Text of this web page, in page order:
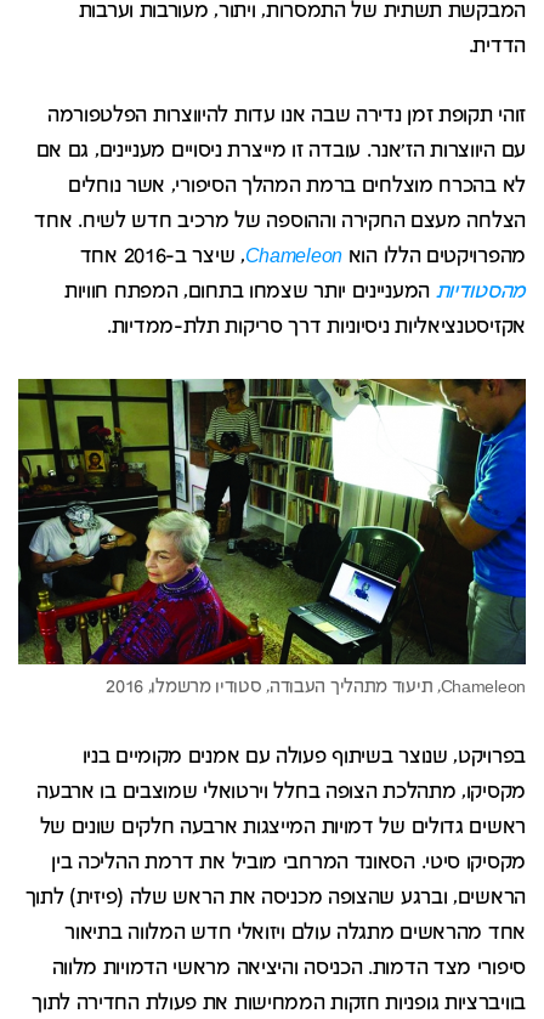
המבקשת תשתית של התמסרות, ויתור, מעורבות וערבות
הדדית.
זוהי תקופת זמן נדירה שבה אנו עדות להיווצרות הפלטפורמה
עם היווצרות הז'אנר. עובדה זו מייצרת ניסויים מעניינים, גם אם
לא בהכרח מוצלחים ברמת המהלך הסיפורי, אשר נוחלים
הצלחה מעצם החקירה וההוספה של מרכיב חדש לשיח. אחד
מהפרויקטים הללו הוא Chameleon, שיצר ב-2016 אחד
מהסטודיות המעניינים יותר שצמחו בתחום, המפתח חוויות
אקזיסטנציאליות ניסיוניות דרך סריקות תלת-ממדיות.
בפרויקט, שנוצר בשיתוף פעולה עם אמנים מקומיים בניו
מקסיקו, מתהלכת הצופה בחלל וירטואלי שמוצבים בו ארבעה
ראשים גדולים של דמויות המייצגות ארבעה חלקים שונים של
מקסיקו סיטי. הסאונד המרחבי מוביל את דרמת ההליכה בין
הראשים, וברגע שהצופה מכניסה את הראש שלה (פיזית) לתוך
אחד מהראשים מתגלה עולם ויזואלי חדש המלווה בתיאור
סיפורי מצד הדמות. הכניסה והיציאה מראשי הדמויות מלווה
בוויברציות גופניות חזקות הממחישות את פעולת החדירה לתוך